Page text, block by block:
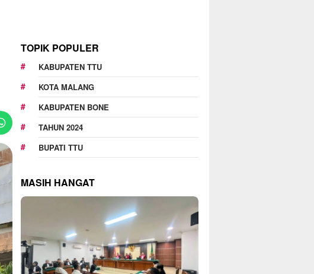
TOPIK POPULER
KABUPATEN TTU
KOTA MALANG
KABUPATEN BONE
TAHUN 2024
BUPATI TTU
MASIH HANGAT